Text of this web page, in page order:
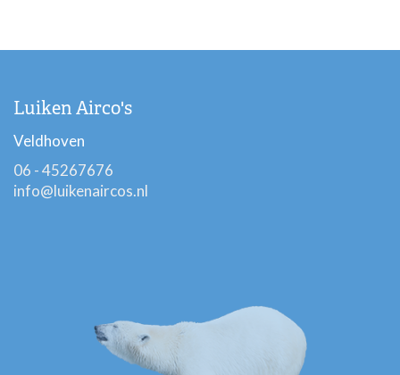
Luiken Airco's
Veldhoven
06 - 45267676
info@luikenaircos.nl